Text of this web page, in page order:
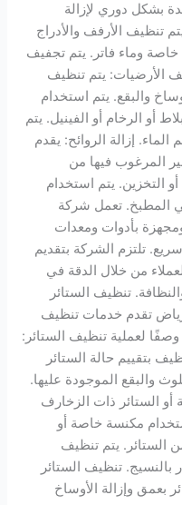
بشكل دوري لإزالة
تنظيف الأرفف والأدراج
وماء فاتر. يتم تجفيف
الأرضيات: يتم تنظيف
والبقع. يتم استخدام
أو الرخام أو الفينيل. يتم
إزالة الروائح: يقدم
المرغوب فيها من
يتم استخدام
المطبخ. تعمل شركة
بأدوات ومعدات
تلتزم الشركة بتقديم
من خلال الدقة في
تنظيف الستائر
تقدم خدمات تنظيف
لعملية تنظيف الستائر:
بتقييم حالة الستائر
والبقع الموجودة عليها.
الستائر ذات الزخارف
مكنسة خاصة أو
الستائر. يتم تنظيف
تنظيف الستائر
بعمق وإزالة الأوساخ